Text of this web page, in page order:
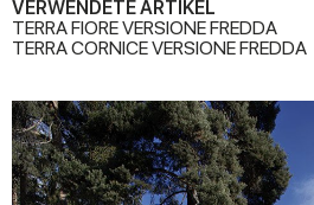
VERWENDETE ARTIKEL
TERRA FIORE VERSIONE FREDDA
TERRA CORNICE VERSIONE FREDDA